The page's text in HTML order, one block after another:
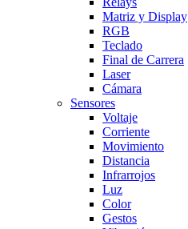
Matriz y Display
RGB
Teclado
Final de Carrera
Laser
Cámara
Sensores
Voltaje
Corriente
Movimiento
Distancia
Infrarrojos
Luz
Color
Gestos